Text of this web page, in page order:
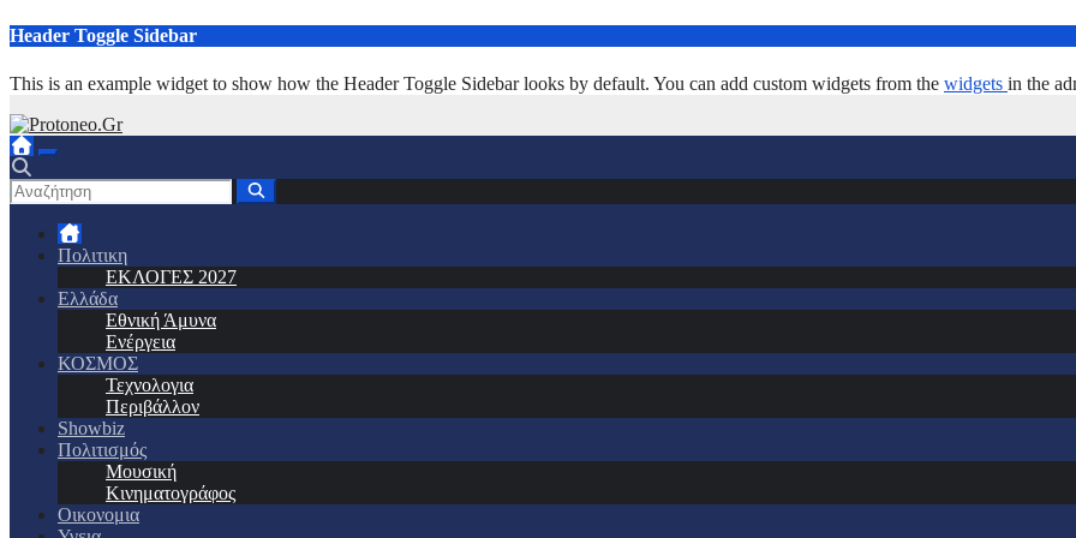
Μετάβαση
περιεχόμενο
Header Toggle Sidebar
This is an example widget to show how the Header Toggle Sidebar looks by default. You can add custom widgets from the widgets in the
Πολιτικη
ΕΚΛΟΓΕΣ 2027
Ελλάδα
Εθνική Άμυνα
Ενέργεια
ΚΟΣΜΟΣ
Τεχνολογια
Περιβάλλον
Showbiz
Πολιτισμός
Μουσική
Κινηματογράφος
Οικονομια